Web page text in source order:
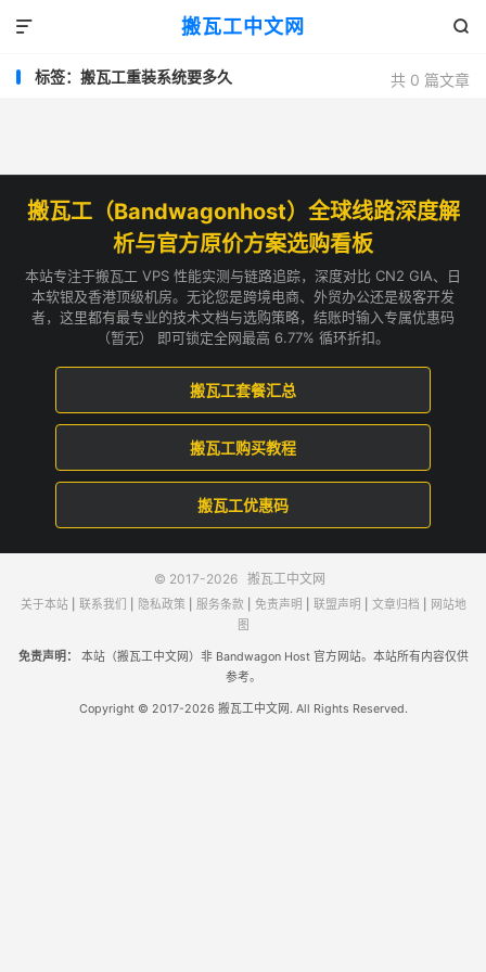
搬瓦工中文网 

共 0 篇文章
标签：搬瓦工重装系统要多久
搬瓦工（Bandwagonhost）全球线路深度解
析与官方原价方案选购看板
本站专注于搬瓦工 VPS 性能实测与链路追踪，深度对比 CN2 GIA、日
本软银及香港顶级机房。无论您是跨境电商、外贸办公还是极客开发
者，这里都有最专业的技术文档与选购策略，结账时输入专属优惠码
（暂无） 即可锁定全网最高 6.77% 循环折扣。
搬瓦工套餐汇总
搬瓦工购买教程
搬瓦工优惠码
© 2017-2026 搬瓦工中文网
关于本站| 联系我们 隐私政策 服务条款 免责声明 联盟声明 文章归档
网站地
图
免责声明：
本站（搬瓦工中文网）非 Bandwagon Host 官方网站。本站所有内容仅供
参考。
Copyright © 2017-2026 搬瓦工中文网. All Rights Reserved.